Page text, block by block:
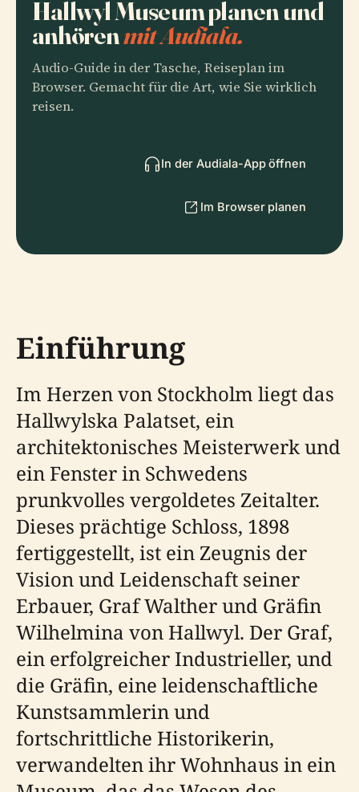
Hallwyl Museum planen und
anhörenmit Audiala.
Audio-Guide in der Tasche, Reiseplan im
Browser. Gemacht für die Art, wie Sie wirklich
reisen.
In der Audiala-App öffnen
Im Browser planen
Einführung
Im Herzen von Stockholm liegt das
Hallwylska Palatset, ein
architektonisches Meisterwerk und
ein Fenster in Schwedens
prunkvolles vergoldetes Zeitalter.
Dieses prächtige Schloss, 1898
fertiggestellt, ist ein Zeugnis der
Vision und Leidenschaft seiner
Erbauer, Graf Walther und Gräfin
Wilhelmina von Hallwyl. Der Graf,
ein erfolgreicher Industrieller, und
die Gräfin, eine leidenschaftliche
Kunstsammlerin und
fortschrittliche Historikerin,
verwandelten ihr Wohnhaus in ein